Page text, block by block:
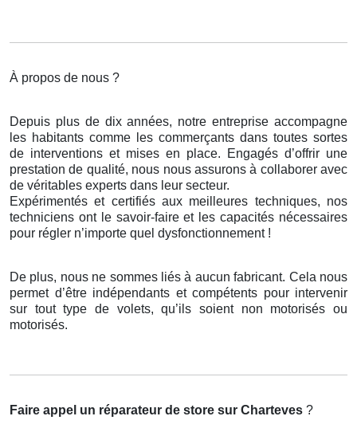
À propos de nous ?
Depuis plus de dix années, notre entreprise accompagne
les habitants comme les commerçants dans toutes sortes
de interventions et mises en place. Engagés d’offrir une
prestation de qualité, nous nous assurons à collaborer avec
de véritables experts dans leur secteur.
Expérimentés et certifiés aux meilleures techniques, nos
techniciens ont le savoir-faire et les capacités nécessaires
pour régler n’importe quel dysfonctionnement !
De plus, nous ne sommes liés à aucun fabricant. Cela nous
permet d’être indépendants et compétents pour intervenir
sur tout type de volets, qu’ils soient non motorisés ou
motorisés.
Faire appel un réparateur de store sur Charteves ?